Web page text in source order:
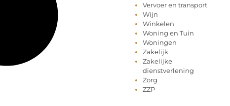
Vervoer en transport
Wijn
Winkelen
Woning en Tuin
Woningen
Zakelijk
Zakelijke
dienstverlening
Zorg
ZZP